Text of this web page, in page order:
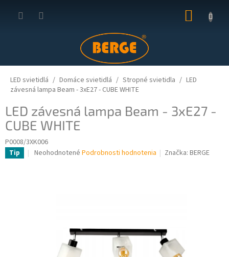
KOŠÍK
LED svietidlá Domáce svietidlá Stropné svietidla
LED
závesná lampa Beam - 3xE27 - CUBE WHITE
LED závesná lampa Beam - 3xE27 -
CUBE WHITE
P0008/3XK006
Tip
Priemerné
Neohodnotené Podrobnosti hodnotenia Značka:BERGE